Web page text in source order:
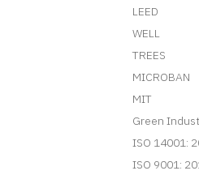
LEED
WELL
TREES
MICROBAN
MIT
Green
ISO 14001:
ISO 9001: